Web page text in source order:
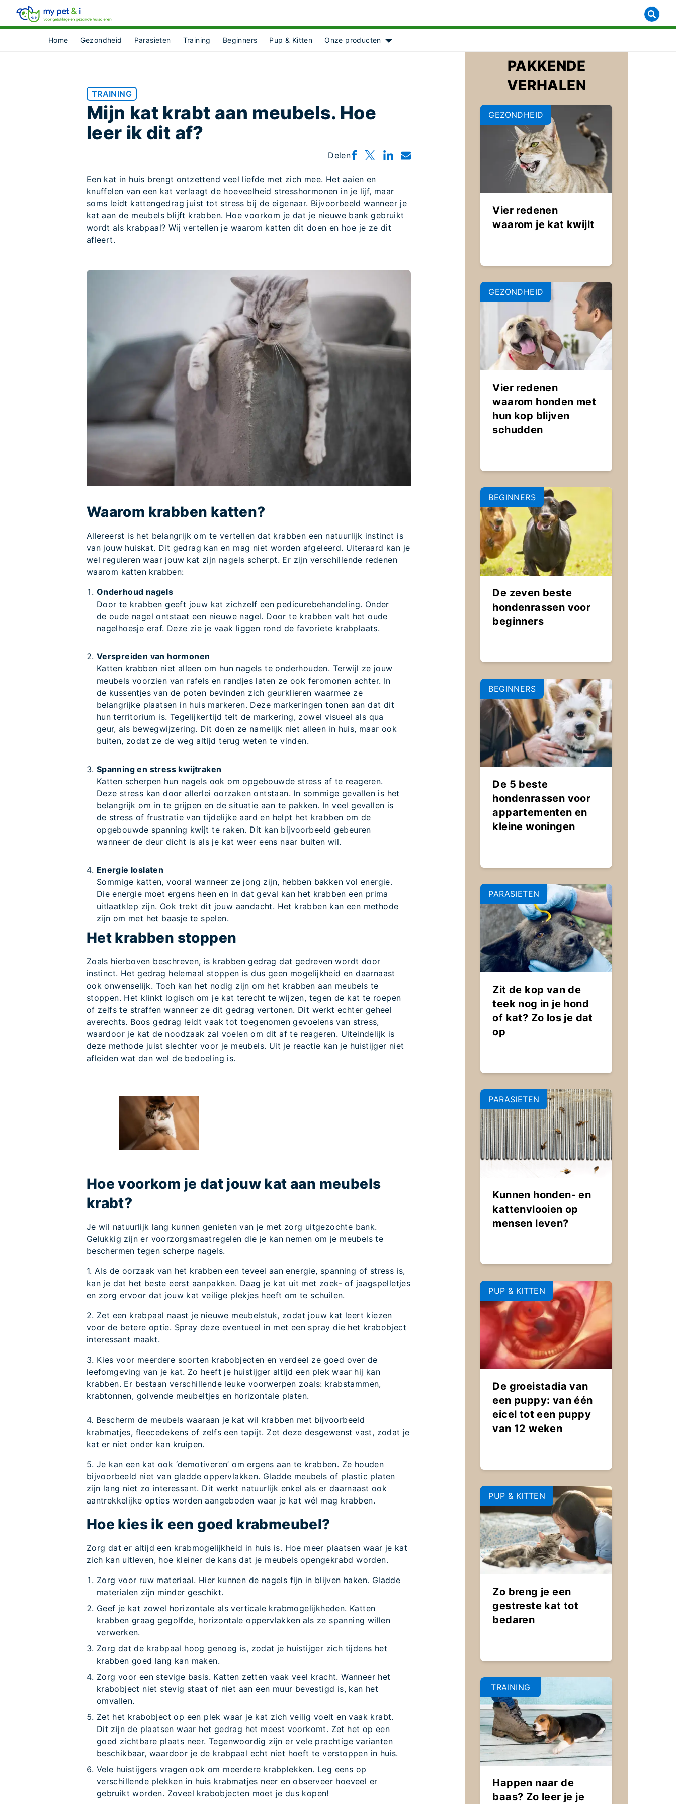
Home Gezondheid Parasieten Training Beginners Pup & Kitten
Onze producten
TRAINING
Mijn kat krabt aan meubels. Hoe
leer ik dit af?
Delen
Een kat in huis brengt ontzettend veel liefde met zich mee. Het aaien en
knuffelen van een kat verlaagt de hoeveelheid stresshormonen in je lijf, maar
soms leidt kattengedrag juist tot stress bij de eigenaar. Bijvoorbeeld wanneer je
kat aan de meubels blijft krabben. Hoe voorkom je dat je nieuwe bank gebruikt
wordt als krabpaal? Wij vertellen je waarom katten dit doen en hoe je ze dit
afleert.
Waarom krabben katten?
Allereerst is het belangrijk om te vertellen dat krabben een natuurlijk instinct is
van jouw huiskat. Dit gedrag kan en mag niet worden afgeleerd. Uiteraard kan je
wel reguleren waar jouw kat zijn nagels scherpt. Er zijn verschillende redenen
waarom katten krabben:
Onderhoud nagels
Door te krabben geeft jouw kat zichzelf een pedicurebehandeling. Onder
de oude nagel ontstaat een nieuwe nagel. Door te krabben valt het oude
nagelhoesje eraf. Deze zie je vaak liggen rond de favoriete krabplaats.
Verspreiden van hormonen
Katten krabben niet alleen om hun nagels te onderhouden. Terwijl ze jouw
meubels voorzien van rafels en randjes laten ze ook feromonen achter. In
de kussentjes van de poten bevinden zich geurklieren waarmee ze
belangrijke plaatsen in huis markeren. Deze markeringen tonen aan dat dit
hun territorium is. Tegelijkertijd telt de markering, zowel visueel als qua
geur, als bewegwijzering. Dit doen ze namelijk niet alleen in huis, maar ook
buiten, zodat ze de weg altijd terug weten te vinden.
Spanning en stress kwijtraken
Katten scherpen hun nagels ook om opgebouwde stress af te reageren.
Deze stress kan door allerlei oorzaken ontstaan. In sommige gevallen is het
belangrijk om in te grijpen en de situatie aan te pakken. In veel gevallen is
de stress of frustratie van tijdelijke aard en helpt het krabben om de
opgebouwde spanning kwijt te raken. Dit kan bijvoorbeeld gebeuren
wanneer de deur dicht is als je kat weer eens naar buiten wil.
Energie loslaten
Sommige katten, vooral wanneer ze jong zijn, hebben bakken vol energie.
Die energie moet ergens heen en in dat geval kan het krabben een prima
uitlaatklep zijn. Ook trekt dit jouw aandacht. Het krabben kan een methode
zijn om met het baasje te spelen.
Het krabben stoppen
Zoals hierboven beschreven, is krabben gedrag dat gedreven wordt door
instinct. Het gedrag helemaal stoppen is dus geen mogelijkheid en daarnaast
ook onwenselijk. Toch kan het nodig zijn om het krabben aan meubels te
stoppen. Het klinkt logisch om je kat terecht te wijzen, tegen de kat te roepen
of zelfs te straffen wanneer ze dit gedrag vertonen. Dit werkt echter geheel
averechts. Boos gedrag leidt vaak tot toegenomen gevoelens van stress,
waardoor je kat de noodzaak zal voelen om dit af te reageren. Uiteindelijk is
deze methode juist slechter voor je meubels. Uit je reactie kan je huistijger niet
afleiden wat dan wel de bedoeling is.
Hoe voorkom je dat jouw kat aan meubels
krabt?
Je wil natuurlijk lang kunnen genieten van je met zorg uitgezochte bank.
Gelukkig zijn er voorzorgsmaatregelen die je kan nemen om je meubels te
beschermen tegen scherpe nagels.
1. Als de oorzaak van het krabben een teveel aan energie, spanning of stress is,
kan je dat het beste eerst aanpakken. Daag je kat uit met zoek- of jaagspelletjes
en zorg ervoor dat jouw kat veilige plekjes heeft om te schuilen.
2. Zet een krabpaal naast je nieuwe meubelstuk, zodat jouw kat leert kiezen
voor de betere optie. Spray deze eventueel in met een spray die het krabobject
interessant maakt.
3. Kies voor meerdere soorten krabobjecten en verdeel ze goed over de
leefomgeving van je kat. Zo heeft je huistijger altijd een plek waar hij kan
krabben. Er bestaan verschillende leuke voorwerpen zoals: krabstammen,
krabtonnen, golvende meubeltjes en horizontale platen.
4. Bescherm de meubels waaraan je kat wil krabben met bijvoorbeeld
krabmatjes, fleecedekens of zelfs een tapijt. Zet deze desgewenst vast, zodat je
kat er niet onder kan kruipen.
5. Je kan een kat ook ‘demotiveren’ om ergens aan te krabben. Ze houden
bijvoorbeeld niet van gladde oppervlakken. Gladde meubels of plastic platen
zijn lang niet zo interessant. Dit werkt natuurlijk enkel als er daarnaast ook
aantrekkelijke opties worden aangeboden waar je kat wél mag krabben.
Hoe kies ik een goed krabmeubel?
Zorg dat er altijd een krabmogelijkheid in huis is. Hoe meer plaatsen waar je kat
zich kan uitleven, hoe kleiner de kans dat je meubels opengekrabd worden.
Zorg voor ruw materiaal. Hier kunnen de nagels fijn in blijven haken. Gladde
materialen zijn minder geschikt.
Geef je kat zowel horizontale als verticale krabmogelijkheden. Katten
krabben graag gegolfde, horizontale oppervlakken als ze spanning willen
verwerken.
Zorg dat de krabpaal hoog genoeg is, zodat je huistijger zich tijdens het
krabben goed lang kan maken.
Zorg voor een stevige basis. Katten zetten vaak veel kracht. Wanneer het
krabobject niet stevig staat of niet aan een muur bevestigd is, kan het
omvallen.
Zet het krabobject op een plek waar je kat zich veilig voelt en vaak krabt.
Dit zijn de plaatsen waar het gedrag het meest voorkomt. Zet het op een
goed zichtbare plaats neer. Tegenwoordig zijn er vele prachtige varianten
beschikbaar, waardoor je de krabpaal echt niet hoeft te verstoppen in huis.
Vele huistijgers vragen ook om meerdere krabplekken. Leg eens op
verschillende plekken in huis krabmatjes neer en observeer hoeveel er
gebruikt worden. Zoveel krabobjecten moet je dus kopen!
PAKKENDE
VERHALEN
GEZONDHEID
Vier redenen
waarom je kat kwijlt
GEZONDHEID
Vier redenen
waarom honden met
hun kop blijven
schudden
BEGINNERS
De zeven beste
hondenrassen voor
beginners
BEGINNERS
De 5 beste
hondenrassen voor
appartementen en
kleine woningen
PARASIETEN
Zit de kop van de
teek nog in je hond
of kat? Zo los je dat
op
PARASIETEN
Kunnen honden- en
kattenvlooien op
mensen leven?
PUP & KITTEN
De groeistadia van
een puppy: van één
eicel tot een puppy
van 12 weken
PUP & KITTEN
Zo breng je een
gestreste kat tot
bedaren
TRAINING
Happen naar de
baas? Zo leer je je